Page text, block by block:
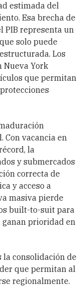
estimada del
Esa brecha de
PIB representa un
solo puede
Los
Nueva York
que permitan
vacancia en
la
y submercados
correcta de
y acceso a
masiva pierde
built-to-suit para
prioridad en
la consolidación de
que permitan al
regionalmente.